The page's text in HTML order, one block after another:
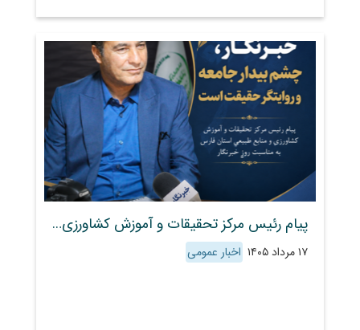
پیام رئیس مرکز تحقیقات و آموزش کشاورزی و منابع طبیعی استان فارس به مناسبت روز خبرنگار
۱۷ مرداد ۱۴۰۵ اخبار عمومی